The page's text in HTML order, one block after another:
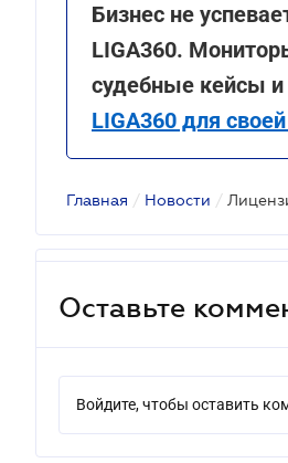
Бизнес не
LIGA360.
судебные кейсы и
LIGA360 для
Главная / Новости /
Оставьте
Войдите, чтобы оставить